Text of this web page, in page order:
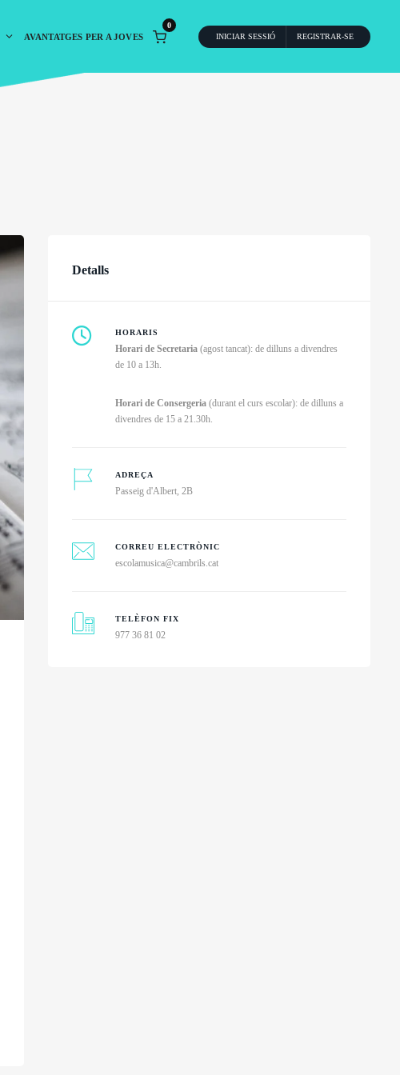
AVANTATGES PER A JOVES
0
INICIAR SESSIÓ
REGISTRAR-SE
Detalls
HORARIS
Horari de Secretaria (agost tancat): de dilluns a divendres
de 10 a 13h.
Horari de Consergeria (durant el curs escolar): de dilluns a
divendres de 15 a 21.30h.
ADREÇA
Passeig d'Albert, 2B
CORREU ELECTRÒNIC
escolamusica@cambrils.cat
TELÈFON FIX
977 36 81 02